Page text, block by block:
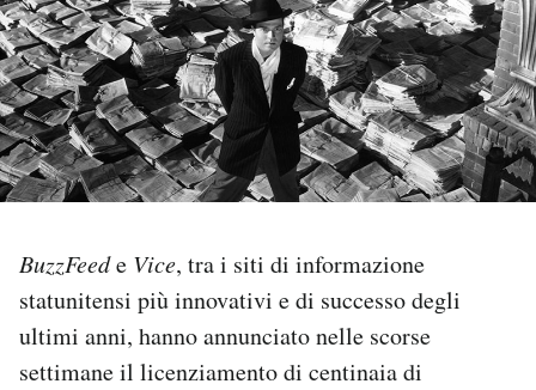
NEWSLETTER
I MIEI PREFERITI
SHOP
CALENDARIO
AREA PERSONALE
BuzzFeede Vice, tra i siti di informazione
statunitensi più innovativi e di successo degli
ultimi anni, hanno annunciato nelle scorse
settimane il licenziamento di centinaia di